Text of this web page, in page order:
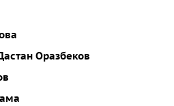
Оразбеков